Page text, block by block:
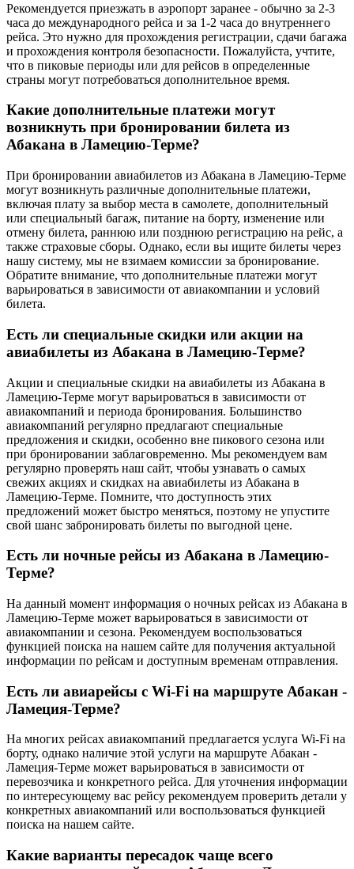
Рекомендуется приезжать в аэропорт заранее - обычно за 2-3
часа до международного рейса и за 1-2 часа до внутреннего
рейса. Это нужно для прохождения регистрации, сдачи багажа
и прохождения контроля безопасности. Пожалуйста, учтите,
что в пиковые периоды или для рейсов в определенные
страны могут потребоваться дополнительное время.
Какие дополнительные платежи могут
возникнуть при бронировании билета из
Абакана в Ламецию-Терме?
При бронировании авиабилетов из Абакана в Ламецию-Терме
могут возникнуть различные дополнительные платежи,
включая плату за выбор места в самолете, дополнительный
или специальный багаж, питание на борту, изменение или
отмену билета, раннюю или позднюю регистрацию на рейс, а
также страховые сборы. Однако, если вы ищите билеты через
нашу систему, мы не взимаем комиссии за бронирование.
Обратите внимание, что дополнительные платежи могут
варьироваться в зависимости от авиакомпании и условий
билета.
Есть ли специальные скидки или акции на
авиабилеты из Абакана в Ламецию-Терме?
Акции и специальные скидки на авиабилеты из Абакана в
Ламецию-Терме могут варьироваться в зависимости от
авиакомпаний и периода бронирования. Большинство
авиакомпаний регулярно предлагают специальные
предложения и скидки, особенно вне пикового сезона или
при бронировании заблаговременно. Мы рекомендуем вам
регулярно проверять наш сайт, чтобы узнавать о самых
свежих акциях и скидках на авиабилеты из Абакана в
Ламецию-Терме. Помните, что доступность этих
предложений может быстро меняться, поэтому не упустите
свой шанс забронировать билеты по выгодной цене.
Есть ли ночные рейсы из Абакана в Ламецию-
Терме?
На данный момент информация о ночных рейсах из Абакана в
Ламецию-Терме может варьироваться в зависимости от
авиакомпании и сезона. Рекомендуем воспользоваться
функцией поиска на нашем сайте для получения актуальной
информации по рейсам и доступным временам отправления.
Есть ли авиарейсы с Wi-Fi на маршруте Абакан -
Ламеция-Терме?
На многих рейсах авиакомпаний предлагается услуга Wi-Fi на
борту, однако наличие этой услуги на маршруте Абакан -
Ламеция-Терме может варьироваться в зависимости от
перевозчика и конкретного рейса. Для уточнения информации
по интересующему вас рейсу рекомендуем проверить детали у
конкретных авиакомпаний или воспользоваться функцией
поиска на нашем сайте.
Какие варианты пересадок чаще всего